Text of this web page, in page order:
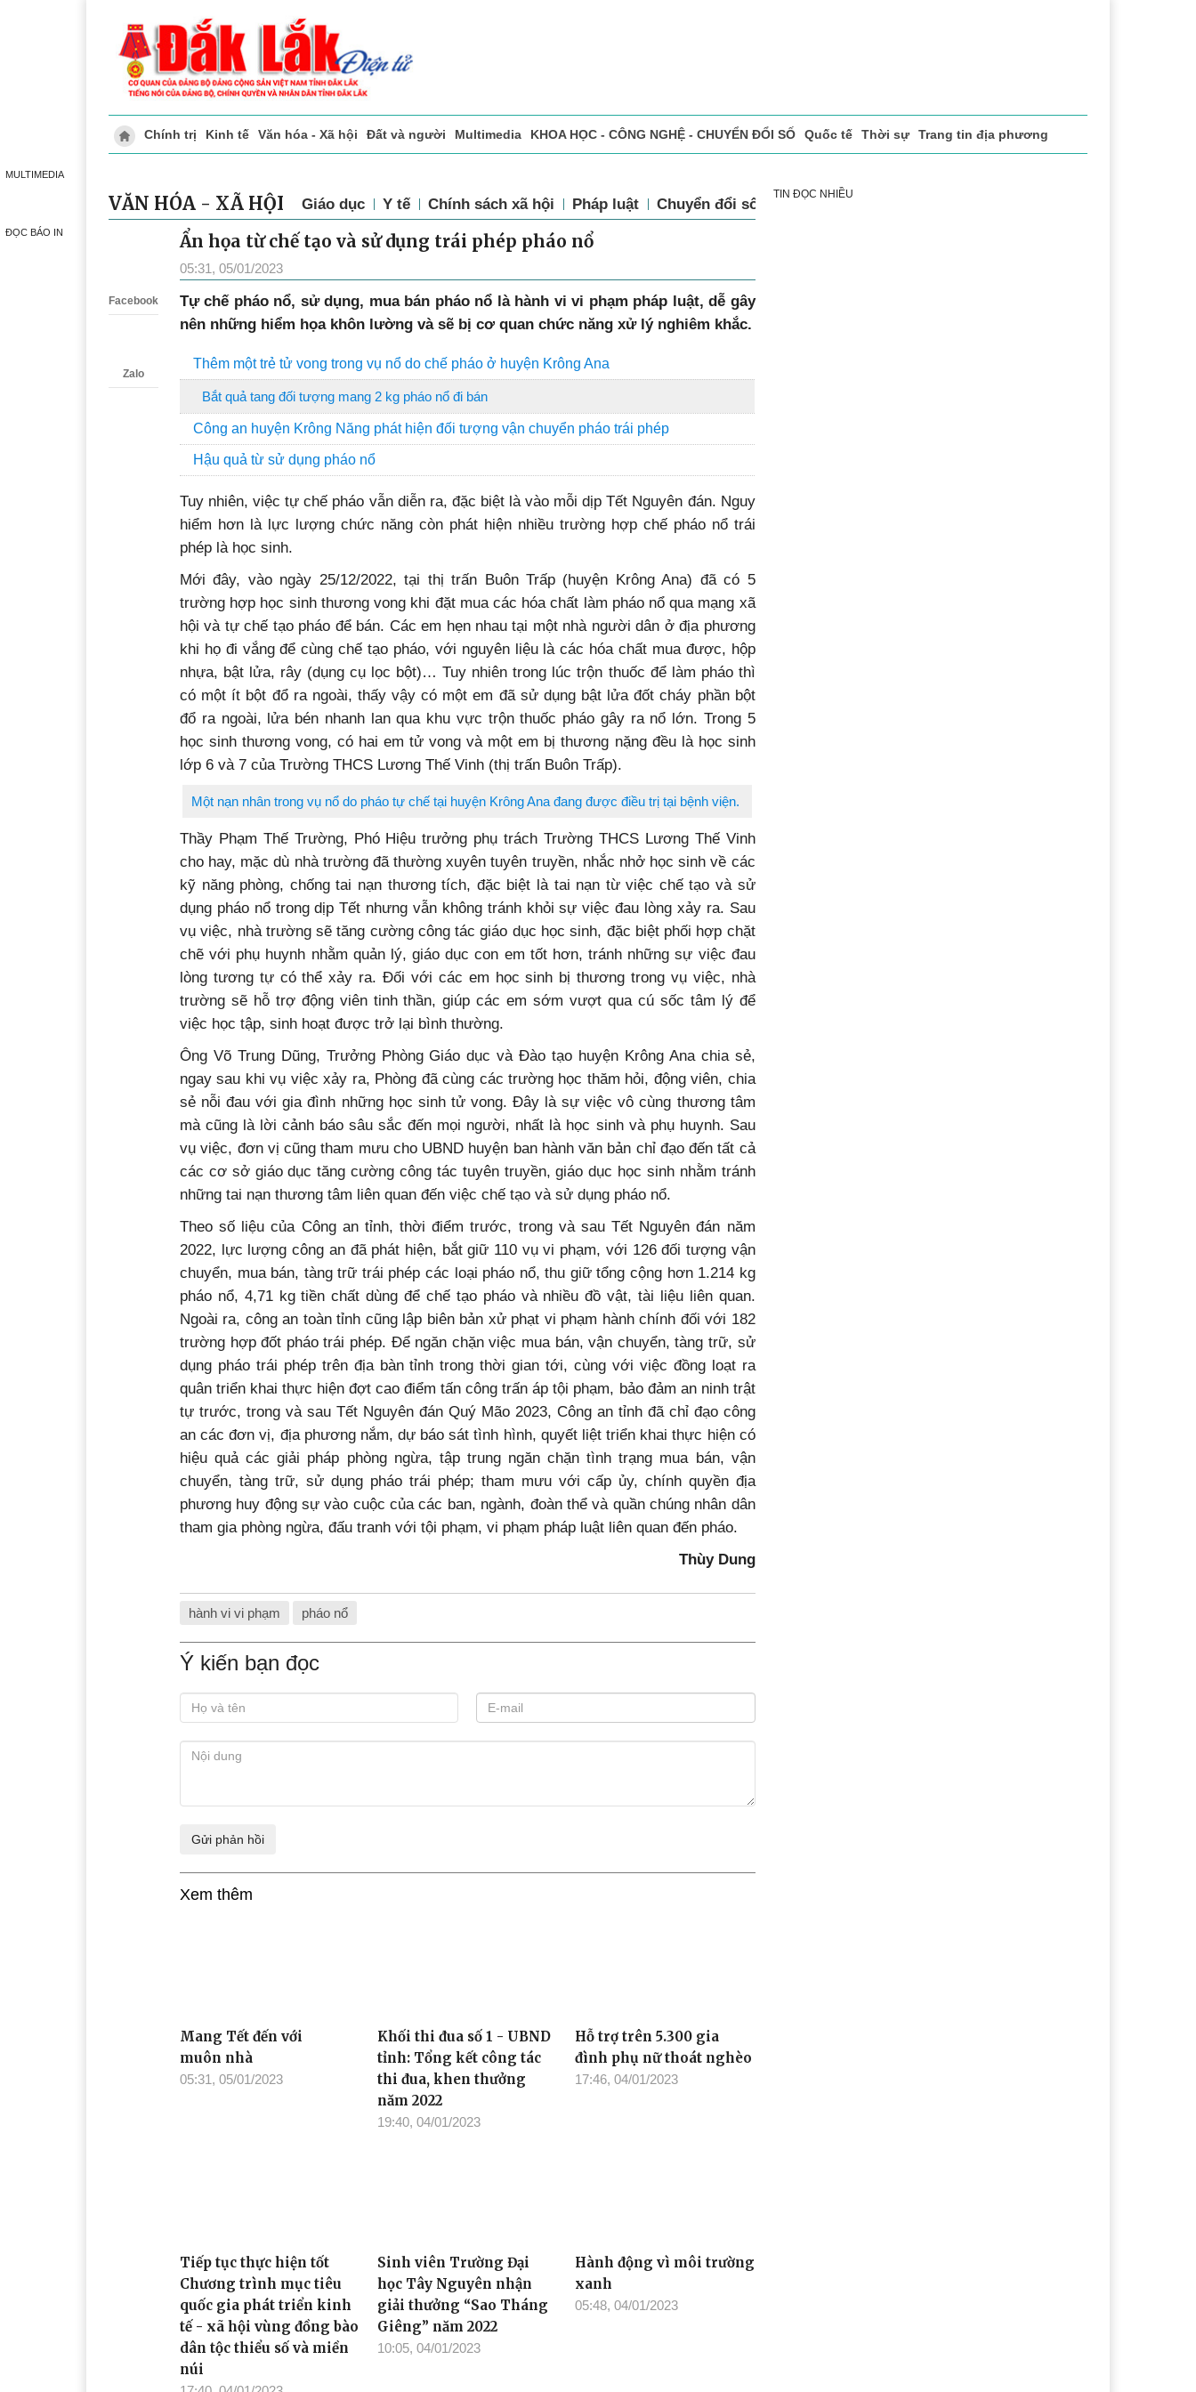
MULTIMEDIA
ĐỌC BÁO IN
Chính trị Kinh tế Văn hóa - Xã hội Đất và người Multimedia KHOA HỌC - CÔNG NGHỆ - CHUYỂN ĐỔI SỐ Quốc tế Thời sự Trang tin địa phương
VĂN HÓA - XÃ HỘI Giáo dục Y tế Chính sách xã hội Pháp luật Chuyển đổi số Thể thao
Facebook
Zalo
Ẩn họa từ chế tạo và sử dụng trái phép pháo nổ
05:31, 05/01/2023
Tự chế pháo nổ, sử dụng, mua bán pháo nổ là hành vi vi phạm pháp luật, dễ gây
nên những hiểm họa khôn lường và sẽ bị cơ quan chức năng xử lý nghiêm khắc.
Thêm một trẻ tử vong trong vụ nổ do chế pháo ở huyện Krông Ana
Bắt quả tang đối tượng mang 2 kg pháo nổ đi bán
Công an huyện Krông Năng phát hiện đối tượng vận chuyển pháo trái phép
Hậu quả từ sử dụng pháo nổ
Tuy nhiên, việc tự chế pháo vẫn diễn ra, đặc biệt là vào mỗi dịp Tết Nguyên đán. Nguy
hiểm hơn là lực lượng chức năng còn phát hiện nhiều trường hợp chế pháo nổ trái
phép là học sinh.
Mới đây, vào ngày 25/12/2022, tại thị trấn Buôn Trấp (huyện Krông Ana) đã có 5
trường hợp học sinh thương vong khi đặt mua các hóa chất làm pháo nổ qua mạng xã
hội và tự chế tạo pháo để bán. Các em hẹn nhau tại một nhà người dân ở địa phương
khi họ đi vắng để cùng chế tạo pháo, với nguyên liệu là các hóa chất mua được, hộp
nhựa, bật lửa, rây (dụng cụ lọc bột)… Tuy nhiên trong lúc trộn thuốc để làm pháo thì
có một ít bột đổ ra ngoài, thấy vậy có một em đã sử dụng bật lửa đốt cháy phần bột
đổ ra ngoài, lửa bén nhanh lan qua khu vực trộn thuốc pháo gây ra nổ lớn. Trong 5
học sinh thương vong, có hai em tử vong và một em bị thương nặng đều là học sinh
lớp 6 và 7 của Trường THCS Lương Thế Vinh (thị trấn Buôn Trấp).
Một nạn nhân trong vụ nổ do pháo tự chế tại huyện Krông Ana đang được điều trị tại bệnh viện.
Thầy Phạm Thế Trường, Phó Hiệu trưởng phụ trách Trường THCS Lương Thế Vinh
cho hay, mặc dù nhà trường đã thường xuyên tuyên truyền, nhắc nhở học sinh về các
kỹ năng phòng, chống tai nạn thương tích, đặc biệt là tai nạn từ việc chế tạo và sử
dụng pháo nổ trong dịp Tết nhưng vẫn không tránh khỏi sự việc đau lòng xảy ra. Sau
vụ việc, nhà trường sẽ tăng cường công tác giáo dục học sinh, đặc biệt phối hợp chặt
chẽ với phụ huynh nhằm quản lý, giáo dục con em tốt hơn, tránh những sự việc đau
lòng tương tự có thể xảy ra. Đối với các em học sinh bị thương trong vụ việc, nhà
trường sẽ hỗ trợ động viên tinh thần, giúp các em sớm vượt qua cú sốc tâm lý để
việc học tập, sinh hoạt được trở lại bình thường.
Ông Võ Trung Dũng, Trưởng Phòng Giáo dục và Đào tạo huyện Krông Ana chia sẻ,
ngay sau khi vụ việc xảy ra, Phòng đã cùng các trường học thăm hỏi, động viên, chia
sẻ nỗi đau với gia đình những học sinh tử vong. Đây là sự việc vô cùng thương tâm
mà cũng là lời cảnh báo sâu sắc đến mọi người, nhất là học sinh và phụ huynh. Sau
vụ việc, đơn vị cũng tham mưu cho UBND huyện ban hành văn bản chỉ đạo đến tất cả
các cơ sở giáo dục tăng cường công tác tuyên truyền, giáo dục học sinh nhằm tránh
những tai nạn thương tâm liên quan đến việc chế tạo và sử dụng pháo nổ.
Theo số liệu của Công an tỉnh, thời điểm trước, trong và sau Tết Nguyên đán năm
2022, lực lượng công an đã phát hiện, bắt giữ 110 vụ vi phạm, với 126 đối tượng vận
chuyển, mua bán, tàng trữ trái phép các loại pháo nổ, thu giữ tổng cộng hơn 1.214 kg
pháo nổ, 4,71 kg tiền chất dùng để chế tạo pháo và nhiều đồ vật, tài liệu liên quan.
Ngoài ra, công an toàn tỉnh cũng lập biên bản xử phạt vi phạm hành chính đối với 182
trường hợp đốt pháo trái phép. Để ngăn chặn việc mua bán, vận chuyển, tàng trữ, sử
dụng pháo trái phép trên địa bàn tỉnh trong thời gian tới, cùng với việc đồng loạt ra
quân triển khai thực hiện đợt cao điểm tấn công trấn áp tội phạm, bảo đảm an ninh trật
tự trước, trong và sau Tết Nguyên đán Quý Mão 2023, Công an tỉnh đã chỉ đạo công
an các đơn vị, địa phương nắm, dự báo sát tình hình, quyết liệt triển khai thực hiện có
hiệu quả các giải pháp phòng ngừa, tập trung ngăn chặn tình trạng mua bán, vận
chuyển, tàng trữ, sử dụng pháo trái phép; tham mưu với cấp ủy, chính quyền địa
phương huy động sự vào cuộc của các ban, ngành, đoàn thể và quần chúng nhân dân
tham gia phòng ngừa, đấu tranh với tội phạm, vi phạm pháp luật liên quan đến pháo.
Thùy Dung
hành vi vi phạm pháo nổ
Ý kiến bạn đọc
Xem thêm
Mang Tết đến với
muôn nhà
05:31, 05/01/2023
Khối thi đua số 1 - UBND
tỉnh: Tổng kết công tác
thi đua, khen thưởng
năm 2022
19:40, 04/01/2023
Hỗ trợ trên 5.300 gia
đình phụ nữ thoát nghèo
17:46, 04/01/2023
Tiếp tục thực hiện tốt
Chương trình mục tiêu
quốc gia phát triển kinh
tế - xã hội vùng đồng bào
dân tộc thiểu số và miền
núi
Sinh viên Trường Đại
học Tây Nguyên nhận
giải thưởng “Sao Tháng
Giêng” năm 2022
10:05, 04/01/2023
Hành động vì môi trường
xanh
05:48, 04/01/2023
TIN ĐỌC NHIỀU